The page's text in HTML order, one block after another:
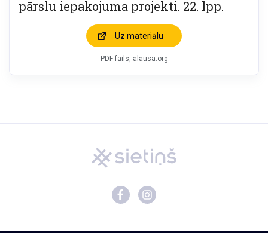
pārslu iepakojuma projekti. 22. lpp.
Uz materiālu
PDF fails, alausa.org